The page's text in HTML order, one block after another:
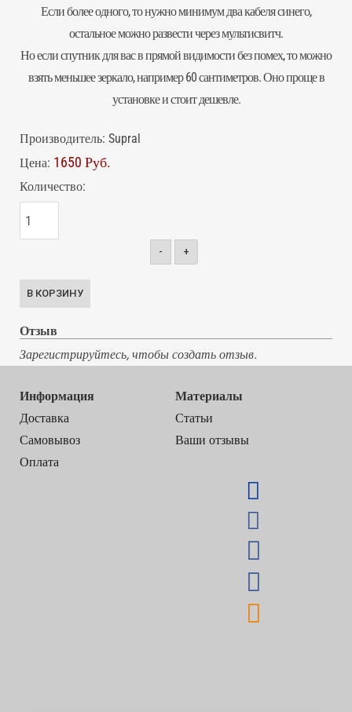
Если более одного, то нужно минимум два кабеля синего,
остальное можно развести через мультисвитч.
Но если спутник для вас в прямой видимости без помех, то можно
взять меньшеезеркало, например 60 сантиметров. Оно проще в
установке и стоит дешевле.
Производитель: Supral
Цена: 1650 Руб.
Количество:
- +
Отзыв
Зарегистрируйтесь, чтобы создать отзыв.
Информация
Доставка
Самовывоз
Оплата
Материалы
Статьи
Ваши отзывы